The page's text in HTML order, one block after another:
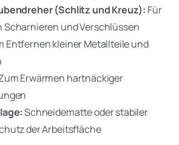
(Schlitz und Kreuz): Für
Scharnieren und Verschlüssen
Entfernen kleiner Metallteile und
Erwärmen hartnäckiger
Schneidematte oder stabiler
der Arbeitsfläche